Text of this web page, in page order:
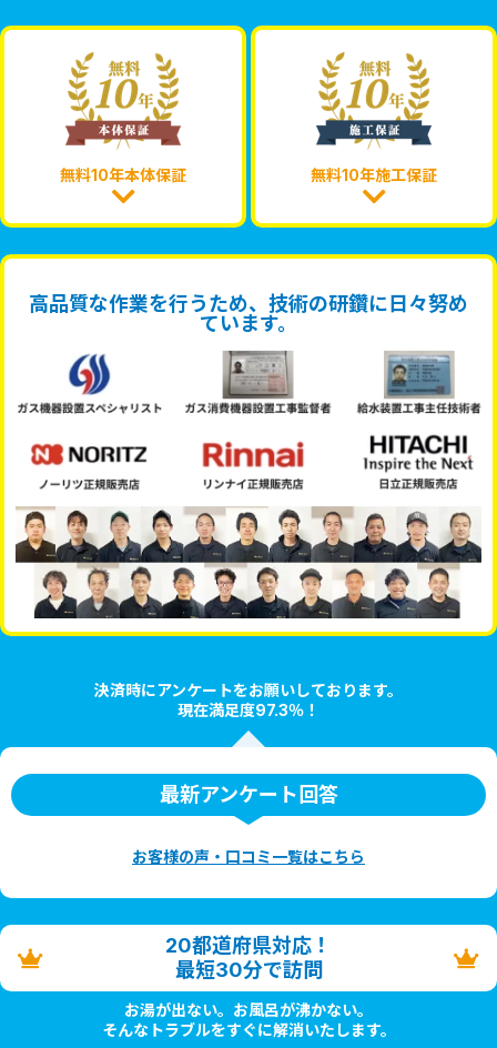
無料10年本体保証 無料10年施工保証
高品質な作業を行うため、技術の研鑽に日々努め
ています。
決済時にアンケートをお願いしております。
現在満足度97.3％！
最新アンケート回答
お客様の声・口コミ一覧はこちら
20都道府県対応！
最短30分で訪問
お湯が出ない。お風呂が沸かない。
そんなトラブルをすぐに解消いたします。